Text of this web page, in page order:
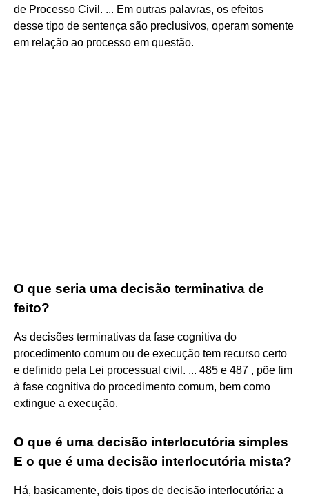
de Processo Civil. ... Em outras palavras, os efeitos
desse tipo de sentença são preclusivos, operam somente
em relação ao processo em questão.
O que seria uma decisão terminativa de
feito?
As decisões terminativas da fase cognitiva do
procedimento comum ou de execução tem recurso certo
e definido pela Lei processual civil. ... 485 e 487 , põe fim
à fase cognitiva do procedimento comum, bem como
extingue a execução.
O que é uma decisão interlocutória simples
E o que é uma decisão interlocutória mista?
Há, basicamente, dois tipos de decisão interlocutória: a